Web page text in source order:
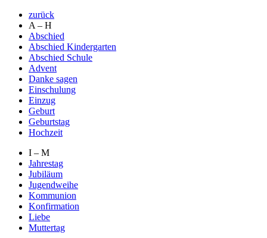
zurück
A – H
Abschied
Abschied Kindergarten
Abschied Schule
Advent
Danke sagen
Einschulung
Einzug
Geburt
Geburtstag
Hochzeit
I – M
Jahrestag
Jubiläum
Jugendweihe
Kommunion
Konfirmation
Liebe
Muttertag